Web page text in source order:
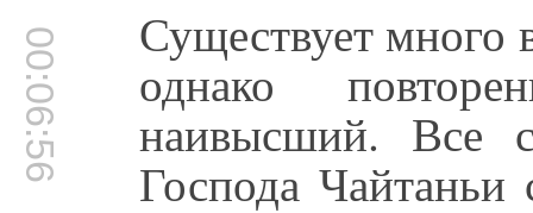
00:06:56 Существует много
однако
наивысший. Все
Господа Чайтаньи